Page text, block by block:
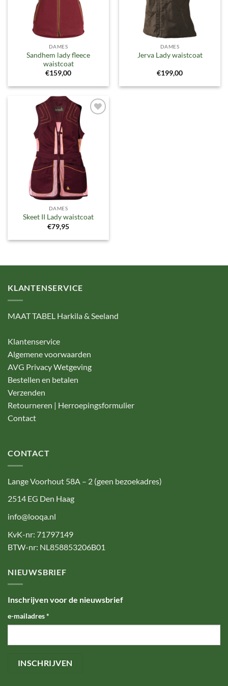
DAMES
Sandhem lady fleece
waistcoat
€159,00
DAMES
Jerva Lady waistcoat
€199,00
Toevoegen
verlanglijst
DAMES
Skeet II Lady waistcoat
€79,95
KLANTENSERVICE
MAAT TABEL Harkila & Seeland
Klantenservice
Algemene voorwaarden
AVG Privacy Wetgeving
Bestellen en betalen
Verzenden
Retourneren | Herroepingsformulier
Contact
CONTACT
Lange Voorhout 58A – 2 (geen bezoekadres)
2514 EG Den Haag
info@looqa.nl
KvK-nr: 71797149
BTW-nr: NL858853206B01
NIEUWSBRIEF
Inschrijven voor de nieuwsbrief
e-mailadres*